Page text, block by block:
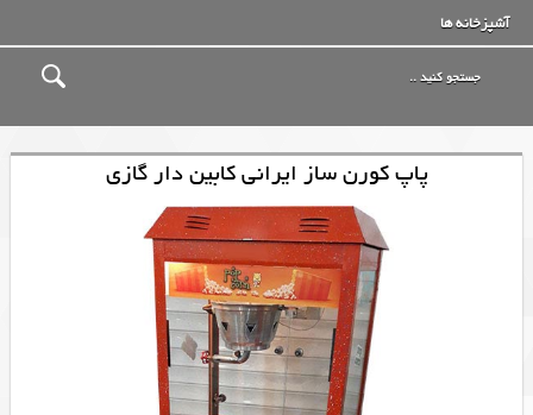
آشپزخانه ها
پاپ کورن ساز ایرانی کابین دار گازی